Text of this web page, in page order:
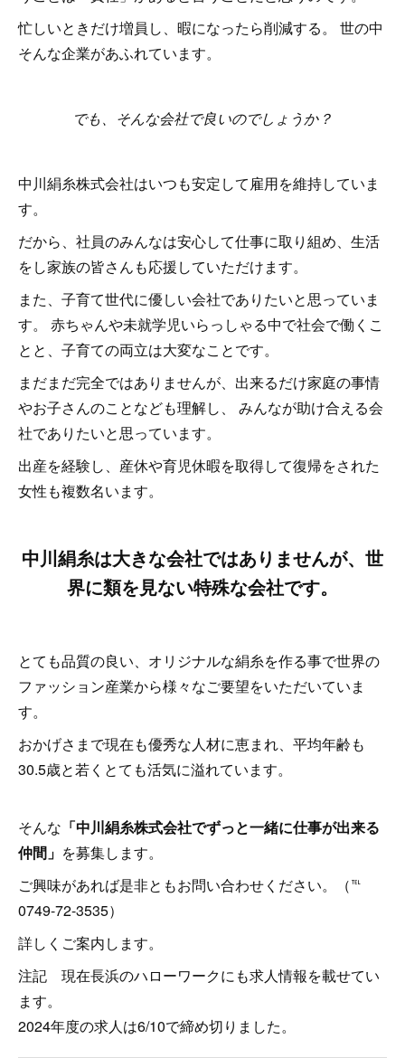
忙しいときだけ増員し、暇になったら削減する。 世の中
そんな企業があふれています。
でも、そんな会社で良いのでしょうか？
中川絹糸株式会社はいつも安定して雇用を維持していま
す。
だから、社員のみんなは安心して仕事に取り組め、生活
をし家族の皆さんも応援していただけます。
また、子育て世代に優しい会社でありたいと思っていま
す。 赤ちゃんや未就学児いらっしゃる中で社会で働くこ
とと、子育ての両立は大変なことです。
まだまだ完全ではありませんが、出来るだけ家庭の事情
やお子さんのことなども理解し、 みんなが助け合える会
社でありたいと思っています。
出産を経験し、産休や育児休暇を取得して復帰をされた
女性も複数名います。
中川絹糸は大きな会社ではありませんが、世
界に類を見ない特殊な会社です。
とても品質の良い、オリジナルな絹糸を作る事で世界の
ファッション産業から様々なご要望をいただいていま
す。
おかげさまで現在も優秀な人材に恵まれ、平均年齢も
30.5歳と若くとても活気に溢れています。
そんな 「中川絹糸株式会社でずっと一緒に仕事が出来る
仲間」 を募集します。
ご興味があれば是非ともお問い合わせください。（℡
0749-72-3535）
詳しくご案内します。
注記 現在長浜のハローワークにも求人情報を載せてい
ます。
2024年度の求人は6/10で締め切りました。